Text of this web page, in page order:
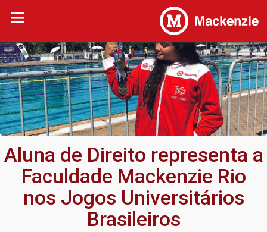
Aluna de Direito representa a
Faculdade Mackenzie Rio
nos Jogos Universitários
Brasileiros